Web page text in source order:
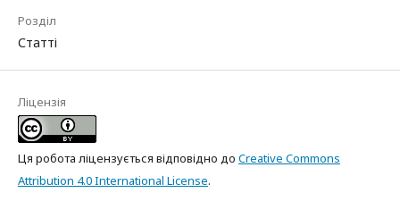
Розділ
Статті
Ліцензія
Ця робота ліцензується відповідно до Creative Commons
Attribution 4.0 International License.